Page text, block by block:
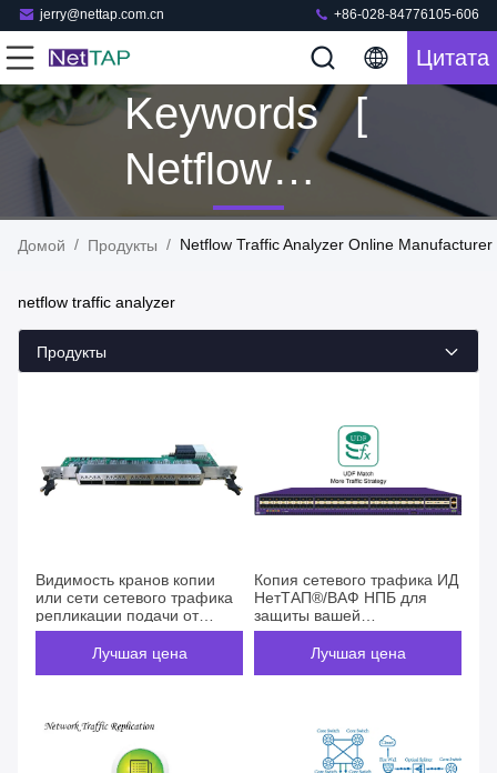
jerry@nettap.com.cn +86-028-84776105-606
Цитата
Keywords [
Netflow
Traffic
Match 5
Домой / Продукты / Netflow Traffic Analyzer Online Manufacturer
netflow traffic analyzer
Продукты
Видимость кранов копии
или сети сетевого трафика
репликации подачи от
связей Мултипорт
Лучшая цена
Копия сетевого трафика ИД
НетТАП®/ВАФ НПБ для
защиты вашей
безопасности сети
предохранением от вируса
Лучшая цена